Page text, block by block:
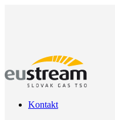
Kontakt